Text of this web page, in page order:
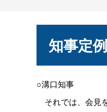
知事定
○溝口知事
それでは、会見